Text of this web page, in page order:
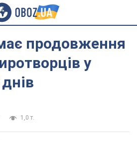
продовження
у
1,0 т.